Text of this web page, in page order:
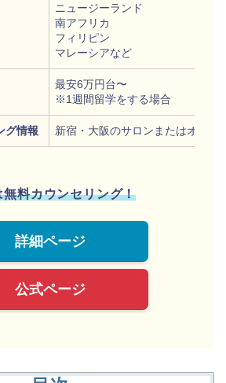
ニュージーランド
南アフリカ
フィリピン
マレーシアなど
最安6万円台〜
※1週間留学をする場合
グ情報 新宿・大阪のサロンまたはオンラ
無料カウンセリング！
詳細ページ
公式ページ